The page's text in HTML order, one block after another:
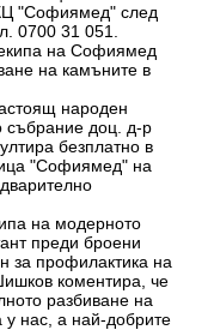
"Софиямед" след
0700 31 051.
на Софиямед
на камъните в
народен
събрание доц. д-р
безплатно в
"Софиямед" на
на модерното
преди броени
за профилактика на
коментира, че
разбиване на
у нас, а най-добрите